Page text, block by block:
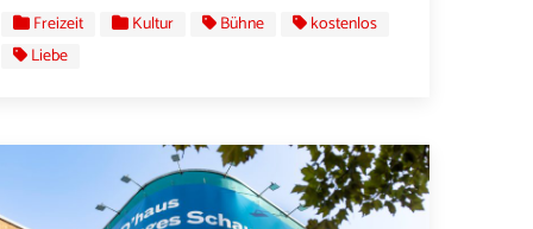
Freizeit Kultur Bühne
kostenlos
Liebe